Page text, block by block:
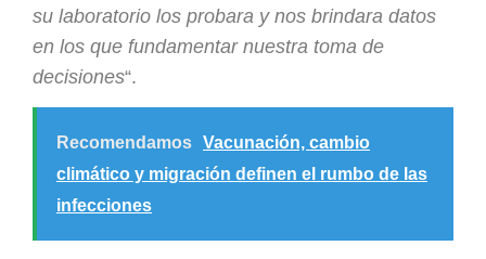
su laboratorio los probara y nos brindara datos
en los que fundamentar nuestra toma de
decisiones“.
Recomendamos Vacunación, cambio
climático y migración definen el rumbo de las
infecciones